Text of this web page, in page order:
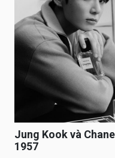
Jung Kook và
1957